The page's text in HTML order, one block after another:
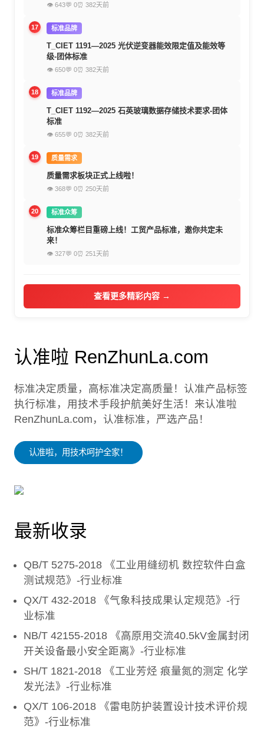
👁 643💬 0⏰ 382天前
17 标准品牌
T_CIET 1191—2025 光伏逆变器能效限定值及能效等
级-团体标准
👁 650💬 0⏰ 382天前
18 标准品牌
T_CIET 1192—2025 石英玻璃数据存储技术要求-团体
标准
👁 655💬 0⏰ 382天前
19 质量需求
质量需求板块正式上线啦！
👁 368💬 0⏰ 250天前
20 标准众筹
标准众筹栏目重磅上线！工贸产品标准，邀你共定未
来！
👁 327💬 0⏰ 251天前
查看更多精彩内容 →
认准啦 RenZhunLa.com
标准决定质量，高标准决定高质量！认准产品标签
执行标准，用技术手段护航美好生活！来认准啦
RenZhunLa.com，认准标准，严选产品！
认准啦，用技术呵护全家！
最新收录
QB/T 5275-2018 《工业用缝纫机 数控软件白盒
测试规范》-行业标准
QX/T 432-2018 《气象科技成果认定规范》-行
业标准
NB/T 42155-2018 《高原用交流40.5kV金属封闭
开关设备最小安全距离》-行业标准
SH/T 1821-2018 《工业芳烃 痕量氮的测定 化学
发光法》-行业标准
QX/T 106-2018 《雷电防护装置设计技术评价规
范》-行业标准